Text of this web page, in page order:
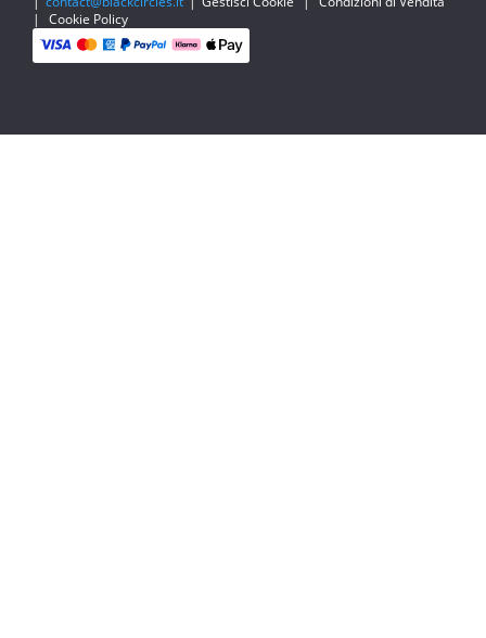
|
Cookie Policy